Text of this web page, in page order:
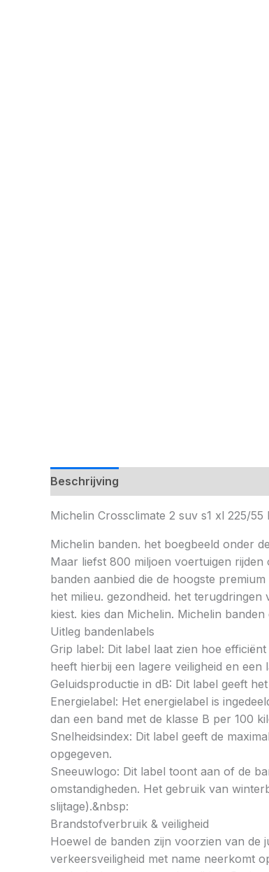
Beschrijving
Michelin Crossclimate 2 suv s1 xl 225/55
Michelin banden. het boegbeeld onder
Maar liefst 800 miljoen voertuigen
banden aanbied die de hoogste
het milieu. gezondheid. het
kiest. kies dan Michelin. Michelin
Uitleg bandenlabels
Grip label: Dit label laat zien hoe
heeft hierbij een lagere veiligheid en een
Geluidsproductie in dB: Dit label geeft
Energielabel: Het energielabel is
dan een band met de klasse B per 100
Snelheidsindex: Dit label geeft de
opgegeven.
Sneeuwlogo: Dit label toont aan of de
omstandigheden. Het gebruik van
slijtage).&nbsp:
Brandstofverbruik & veiligheid
Hoewel de banden zijn voorzien van de
verkeersveiligheid met name neerkomt